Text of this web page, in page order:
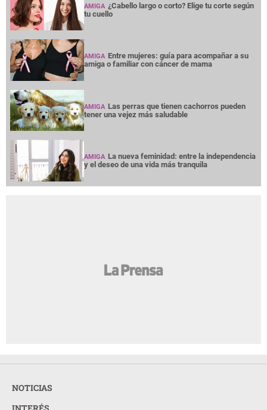
AMIGA ¿Cabello largo o corto? Elige tu corte según
tu cuello
AMIGA Entre mujeres: guía para acompañar a su
amiga o familiar con cáncer de mama
AMIGA Las perras que tienen cachorros pueden
tener una vejez más saludable
AMIGA La nueva feminidad: entre la independencia
y el deseo de una vida más tranquila
NOTICIAS